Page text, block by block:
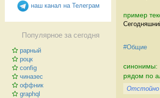
наш канал на Телеграм
Популярное за сегодня
рарный
роцк
config
чиназес
оффник
graphql
пример
#Общие
синонимы:
рядом по
Отстойно